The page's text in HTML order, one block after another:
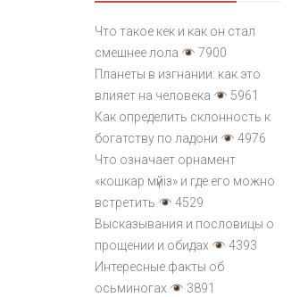
Что такое кек и как он стал
смешнее лола
7900
Планеты в изгнании: как это
влияет на человека
5961
Как определить склонность к
богатству по ладони
4976
Что означает орнамент
«кошкар мүйіз» и где его можно
встретить
4529
Высказывания и пословицы о
прощении и обидах
4393
Интересные факты об
осьминогах
3891